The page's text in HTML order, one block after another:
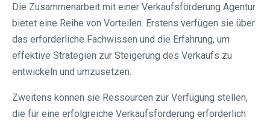
Die Zusammenarbeit mit einer Verkaufsförderung Agentur
bietet eine Reihe von Vorteilen. Erstens verfügen sie über
das erforderliche Fachwissen und die Erfahrung, um
effektive Strategien zur Steigerung des Verkaufs zu
entwickeln und umzusetzen.
Zweitens können sie Ressourcen zur Verfügung stellen,
die für eine erfolgreiche Verkaufsförderung erforderlich